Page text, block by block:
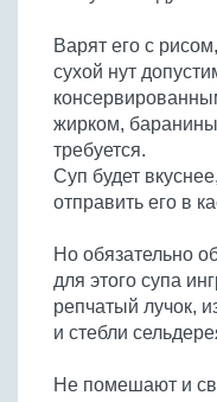
Яйца
Крупы
Варят его с
сухой нут
жирком,
требуется.
Суп будет
отправить его в
Но обязательно
для этого супа
репчатый лучок,
и стебли
Не помешают и